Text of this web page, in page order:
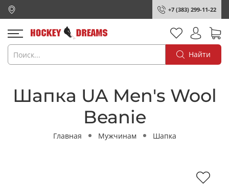
+7 (383) 299-11-22
Найти
Шапка UA Men's Wool
Beanie
Главная Мужчинам Шапка